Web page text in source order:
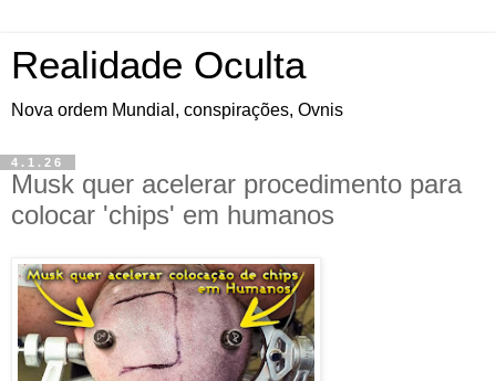
Realidade Oculta
Nova ordem Mundial, conspirações, Ovnis
4.1.26
Musk quer acelerar procedimento para
colocar 'chips' em humanos